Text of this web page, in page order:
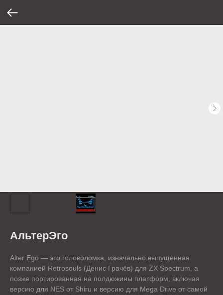
АльтерЭго
Alter Ego — это головоломка, изначально выпущенная
компанией Retrosouls (Денис Грачёв) для ZX Spectrum, а
позже портированная на полдюжины платформ, включая
версию для NES от Shiru и версию для Mega Drive от самой